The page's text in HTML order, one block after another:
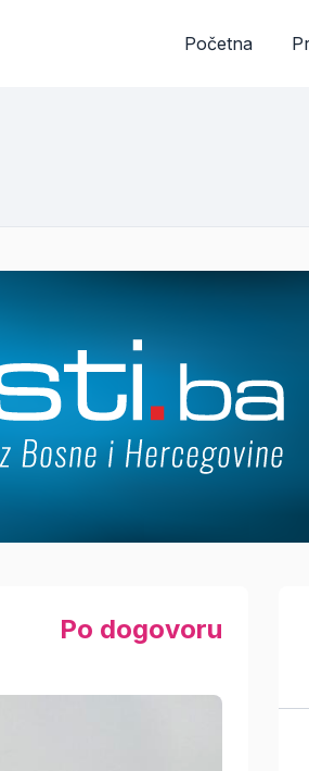
Početna
Po dogovoru